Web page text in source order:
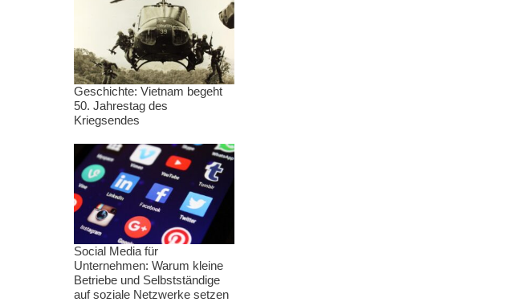
Geschichte: Vietnam begeht
50. Jahrestag des
Kriegsendes
Social Media für
Unternehmen: Warum kleine
Betriebe und Selbstständige
auf soziale Netzwerke setzen